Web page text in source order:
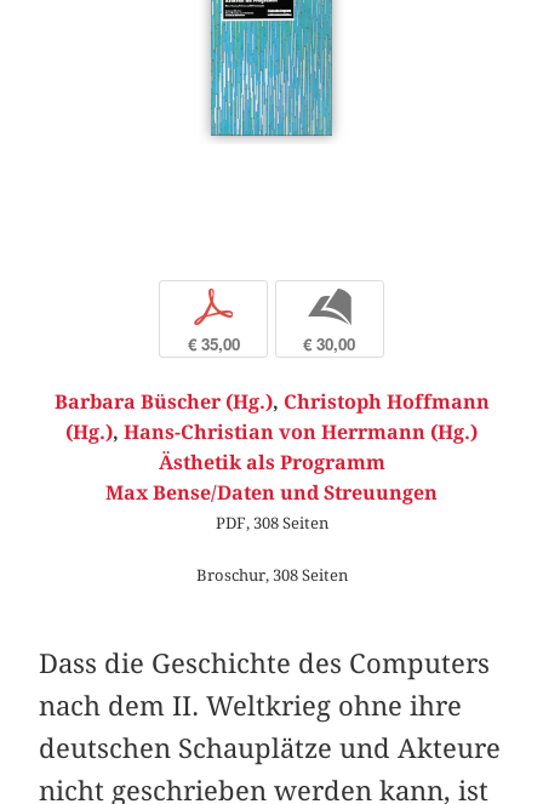
p
€ 35,00
b
€ 30,00
Barbara Büscher (Hg.), Christoph Hoffmann
(Hg.), Hans-Christian von Herrmann (Hg.)
Ästhetik als Programm
Max Bense/Daten und Streuungen
PDF, 308 Seiten
Broschur, 308 Seiten
Dass die Geschichte des Computers
nach dem II. Weltkrieg ohne ihre
deutschen Schauplätze und Akteure
nicht geschrieben werden kann, ist